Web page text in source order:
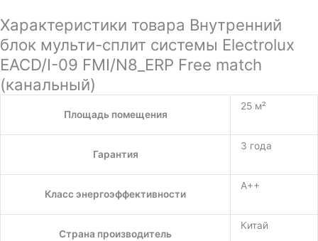
Характеристики товара Внутренний
блок мульти-сплит системы Electrolux
EACD/I-09 FMI/N8_ERP Free match
(канальный)
Площадь помещения
25 м²
Гарантия
3 года
Класс энергоэффективности
A++
Страна производитель
Китай